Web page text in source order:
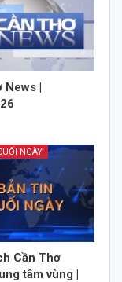
News |
NGÀY
Cần Thơ
tâm vùng |